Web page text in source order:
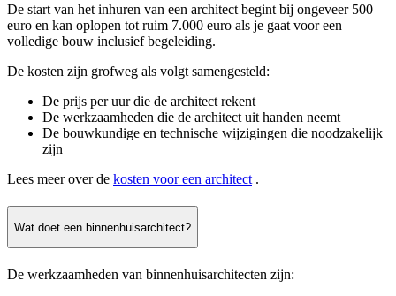
De start van het inhuren van een architect begint bij ongeveer 500
euro en kan oplopen tot ruim 7.000 euro als je gaat voor een
volledige bouw inclusief begeleiding.
De kosten zijn grofweg als volgt samengesteld:
De prijs per uur die de architect rekent
De werkzaamheden die de architect uit handen neemt
De bouwkundige en technische wijzigingen die noodzakelijk
zijn
Lees meer over de kosten voor een architect .
Wat doet een binnenhuisarchitect?
De werkzaamheden van binnenhuisarchitecten zijn: